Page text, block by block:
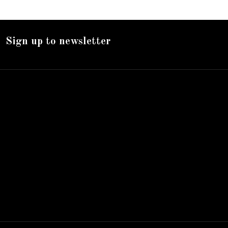
Sign up to newsletter